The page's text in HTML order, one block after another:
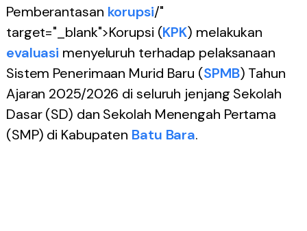
Pemberantasan korupsi/"
target="_blank">Korupsi (KPK) melakukan
evaluasi menyeluruh terhadap pelaksanaan
Sistem Penerimaan Murid Baru (SPMB) Tahun
Ajaran 2025/2026 di seluruh jenjang Sekolah
Dasar (SD) dan Sekolah Menengah Pertama
(SMP) di Kabupaten Batu Bara.